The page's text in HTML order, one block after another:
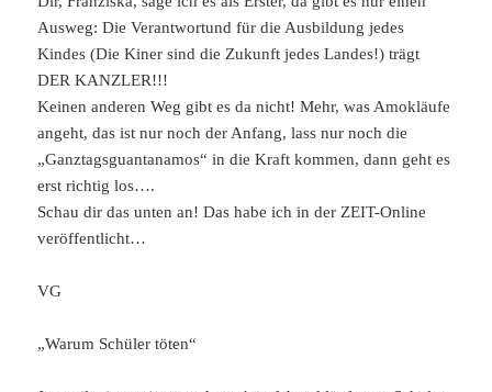
Ausweg: Die Verantwortund für die Ausbildung jedes
Kindes (Die Kiner sind die Zukunft jedes Landes!) trägt
DER KANZLER!!!
Keinen anderen Weg gibt es da nicht! Mehr, was Amokläufe
angeht, das ist nur noch der Anfang, lass nur noch die
„Ganztagsguantanamos“ in die Kraft kommen, dann geht es
erst richtig los….
Schau dir das unten an! Das habe ich in der ZEIT-Online
veröffentlicht…
VG
„Warum Schüler töten“